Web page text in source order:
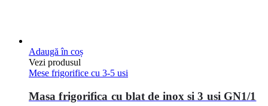
Adaugă în coș
Vezi produsul
Mese frigorifice cu 3-5 usi
Masa frigorifica cu blat de inox si 3 usi GN1/1